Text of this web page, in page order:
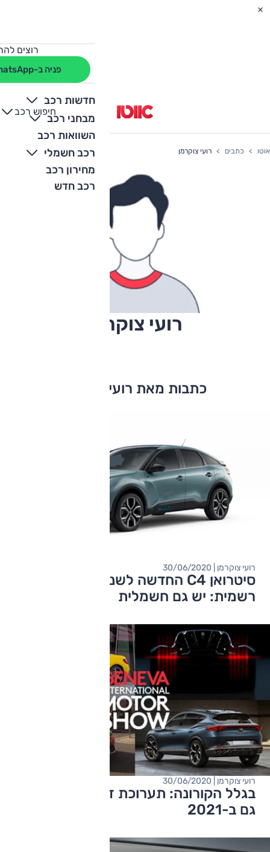
רוצים
פניה ב-WhatsApp
חדשות רכב
מבחני רכב
השוואות רכב
רכב חשמלי
מחירון רכב
רכב חדש
חיפוש רכב
+
-
אוטו כתבים רועי צוקרמן
רועי צוקרמן
כתבות מאת רועי צוקרמן
רשמית: יש גם חשמלית
רועי צוקרמן | 30/06/2020
בגלל הקורונה: תערוכת ז'נבה לא תתקיים
גם ב-2021
רועי צוקרמן | 30/06/2020